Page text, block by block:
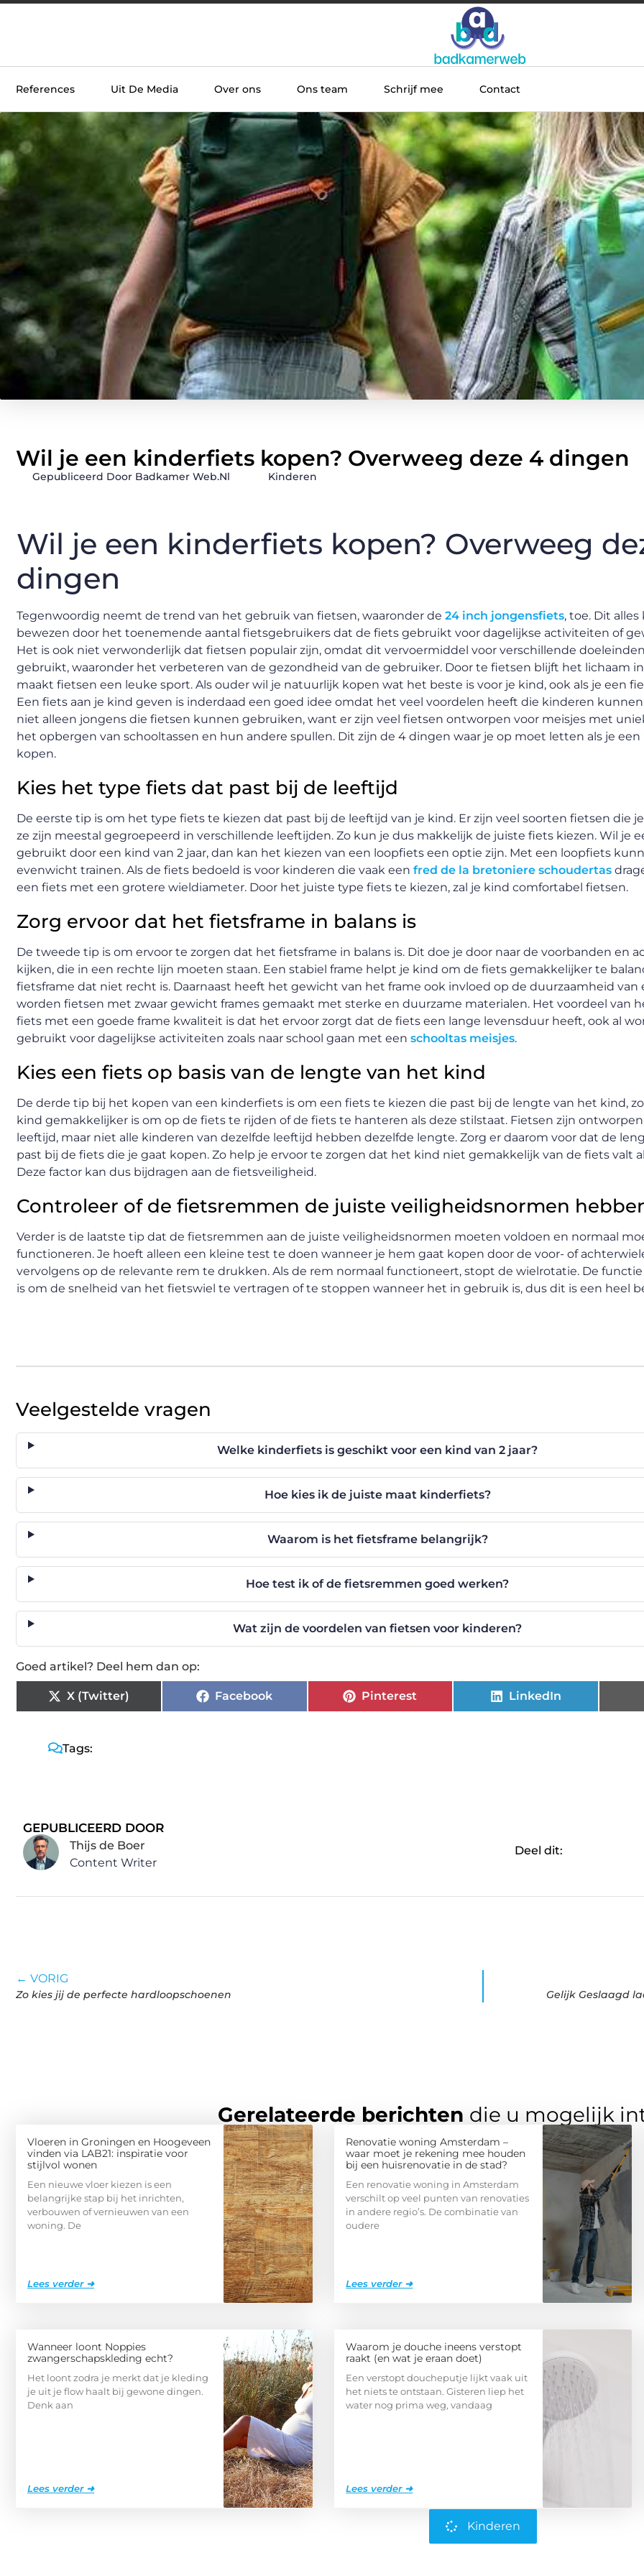
References Uit De Media Over ons Ons team Schrijf mee Contact
Wil je een kinderfiets kopen? Overweeg deze 4 dingen
Gepubliceerd Door Badkamer Web.nl Kinderen
Wil je een kinderfiets kopen? Overweeg
dingen
Tegenwoordig neemt de trend van het gebruik van fietsen, waaronder de 24 inch jongensfiets, toe. Dit
bewezen door het toenemende aantal fietsgebruikers dat de fiets gebruikt voor dagelijkse activiteiten of
Het is ook niet verwonderlijk dat fietsen populair zijn, omdat dit vervoermiddel voor verschillende
gebruikt, waaronder het verbeteren van de gezondheid van de gebruiker. Door te fietsen blijft het lichaam
maakt fietsen een leuke sport. Als ouder wil je natuurlijk kopen wat het beste is voor je kind, ook als je een
Een fiets aan je kind geven is inderdaad een goed idee omdat het veel voordelen heeft die kinderen
niet alleen jongens die fietsen kunnen gebruiken, want er zijn veel fietsen ontworpen voor meisjes met
het opbergen van schooltassen en hun andere spullen. Dit zijn de 4 dingen waar je op moet letten als je
kopen.
Kies het type fiets dat past bij de leeftijd
De eerste tip is om het type fiets te kiezen dat past bij de leeftijd van je kind. Er zijn veel soorten fietsen die
ze zijn meestal gegroepeerd in verschillende leeftijden. Zo kun je dus makkelijk de juiste fiets kiezen. Wil je
gebruikt door een kind van 2 jaar, dan kan het kiezen van een loopfiets een optie zijn. Met een loopfiets
evenwicht trainen. Als de fiets bedoeld is voor kinderen die vaak een fred de la bretoniere schoudertas
een fiets met een grotere wieldiameter. Door het juiste type fiets te kiezen, zal je kind comfortabel fietsen.
Zorg ervoor dat het fietsframe in balans is
De tweede tip is om ervoor te zorgen dat het fietsframe in balans is. Dit doe je door naar de voorbanden en
kijken, die in een rechte lijn moeten staan. Een stabiel frame helpt je ​​kind om de fiets gemakkelijker te
fietsframe dat niet recht is. Daarnaast heeft het gewicht van het frame ook invloed op de duurzaamheid van
worden fietsen met zwaar gewicht frames gemaakt met sterke en duurzame materialen. Het voordeel van
fiets met een goede frame kwaliteit is dat het ervoor zorgt dat de fiets een lange levensduur heeft, ook al
gebruikt voor dagelijkse activiteiten zoals naar school gaan met een schooltas meisjes.
Kies een fiets op basis van de lengte van het kind
De derde tip bij het kopen van een kinderfiets is om een ​​fiets te kiezen die past bij de lengte van het kind,
kind gemakkelijker is om op de fiets te rijden of de fiets te hanteren als deze stilstaat. Fietsen zijn ontworpen
leeftijd, maar niet alle kinderen van dezelfde leeftijd hebben dezelfde lengte. Zorg er daarom voor dat de
past bij de fiets die je gaat kopen. Zo help je ervoor te zorgen dat het kind niet gemakkelijk van de fiets valt
Deze factor kan dus bijdragen aan de fietsveiligheid.
Controleer of de fietsremmen de juiste veiligheidsnormen
Verder is de laatste tip dat de fietsremmen aan de juiste veiligheidsnormen moeten voldoen en normaal
functioneren. Je hoeft alleen een kleine test te doen wanneer je hem gaat kopen door de voor- of
vervolgens op de relevante rem te drukken. Als de rem normaal functioneert, stopt de wielrotatie. De
is om de snelheid van het fietswiel te vertragen of te stoppen wanneer het in gebruik is, dus dit is een heel
Veelgestelde vragen
Welke kinderfiets is geschikt voor een kind van 2 jaar?
Hoe kies ik de juiste maat kinderfiets?
Waarom is het fietsframe belangrijk?
Hoe test ik of de fietsremmen goed werken?
Wat zijn de voordelen van fietsen voor kinderen?
Goed artikel? Deel hem dan op:
X (Twitter) Facebook Pinterest LinkedIn
Tags:
GEPUBLICEERD DOOR
Thijs de Boer
Content Writer
Deel dit:
← VORIG
Zo kies jij de perfecte hardloopschoenen Gelijk Geslaagd
Gerelateerde berichten die u mogelijk
Vloeren in Groningen en Hoogeveen
vinden via LAB21: inspiratie voor
stijlvol wonen
Een nieuwe vloer kiezen is een
belangrijke stap bij het inrichten,
verbouwen of vernieuwen van een
woning. De
Lees verder ➜
Renovatie woning Amsterdam –
waar moet je rekening mee houden
bij een huisrenovatie in de stad?
Een renovatie woning in Amsterdam
verschilt op veel punten van renovaties
in andere regio’s. De combinatie van
oudere
Lees verder ➜
Wanneer loont Noppies
zwangerschapskleding echt?
Het loont zodra je merkt dat je kleding
je uit je flow haalt bij gewone dingen.
Denk aan
Lees verder ➜
Waarom je douche ineens verstopt
raakt (en wat je eraan doet)
Een verstopt doucheputje lijkt vaak uit
het niets te ontstaan. Gisteren liep het
water nog prima weg, vandaag
Lees verder ➜
Kinderen